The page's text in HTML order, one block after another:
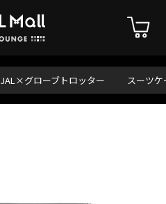
JAL×グローブトロッター スーツケ